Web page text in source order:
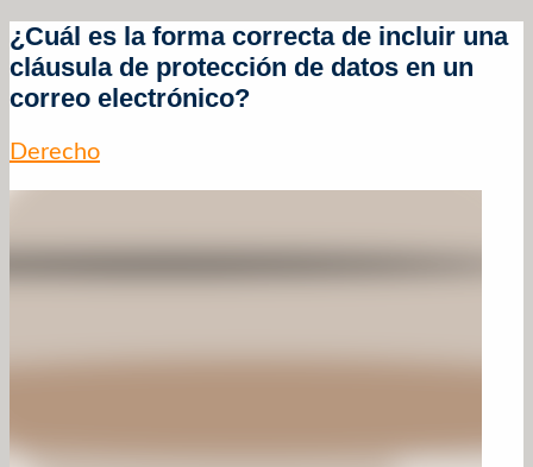
¿Cuál es la forma correcta de incluir una
cláusula de protección de datos en un
correo electrónico?
Derecho